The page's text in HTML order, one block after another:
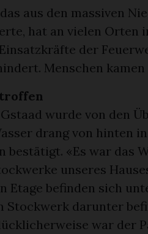
aus den massiven
hat an vielen Orten
der
Menschen
wurde von den
drang von hinten
«Es war das
unseres
Etage befinden sich
Stockwerk darunter
war der